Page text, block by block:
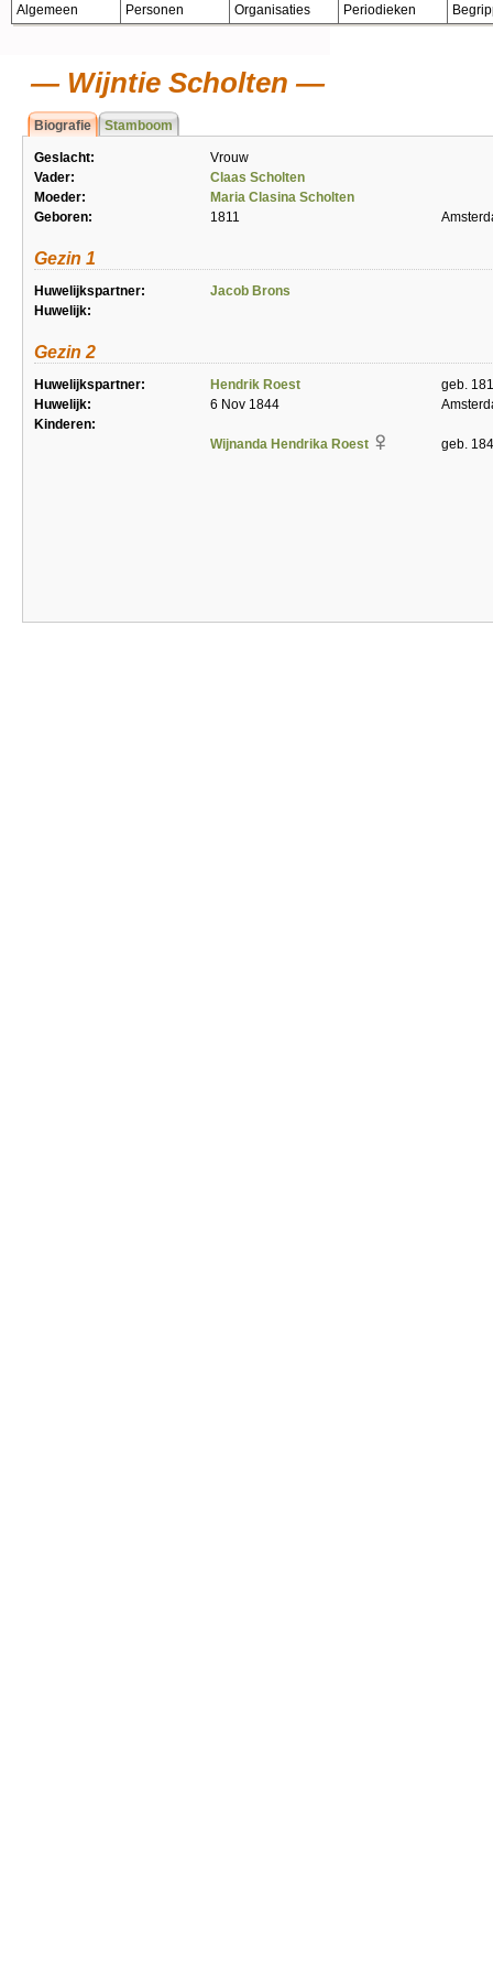
Algemeen Personen Organisaties Periodieken
Wijntie Scholten
Biografie Stamboom
Geslacht:
Vrouw
Vader:
Claas Scholten
Moeder:
Maria Clasina Scholten
Geboren:
1811
Gezin 1
Huwelijkspartner:
Jacob Brons
Huwelijk:
Gezin 2
Huwelijkspartner: Hendrik Roest
geb.
Huwelijk:
6 Nov 1844
Kinderen:
Wijnanda Hendrika Roest
geb.